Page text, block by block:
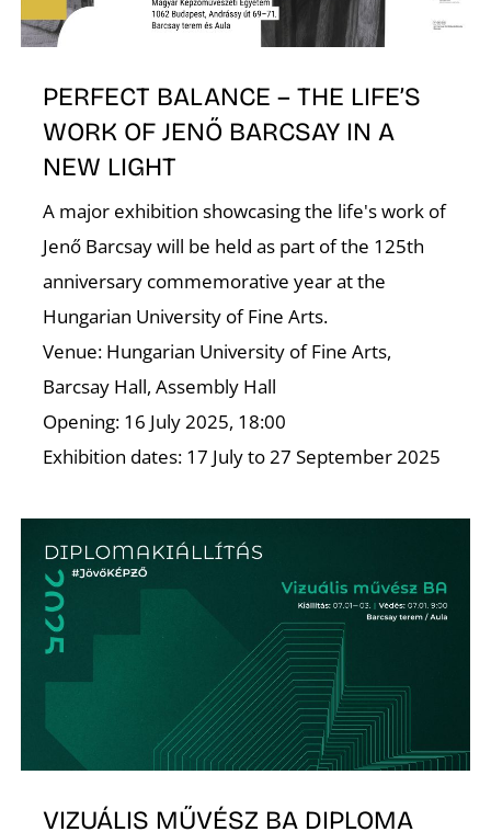
PERFECT BALANCE – THE LIFE’S
WORK OF JENŐ BARCSAY IN A
NEW LIGHT
A major exhibition showcasing the life's work of
Jenő Barcsay will be held as part of the 125th
anniversary commemorative year at the
Hungarian University of Fine Arts.
Venue: Hungarian University of Fine Arts,
Barcsay Hall, Assembly Hall
Opening: 16 July 2025, 18:00
Exhibition dates: 17 July to 27 September 2025
VIZUÁLIS MŰVÉSZ BA DIPLOMA